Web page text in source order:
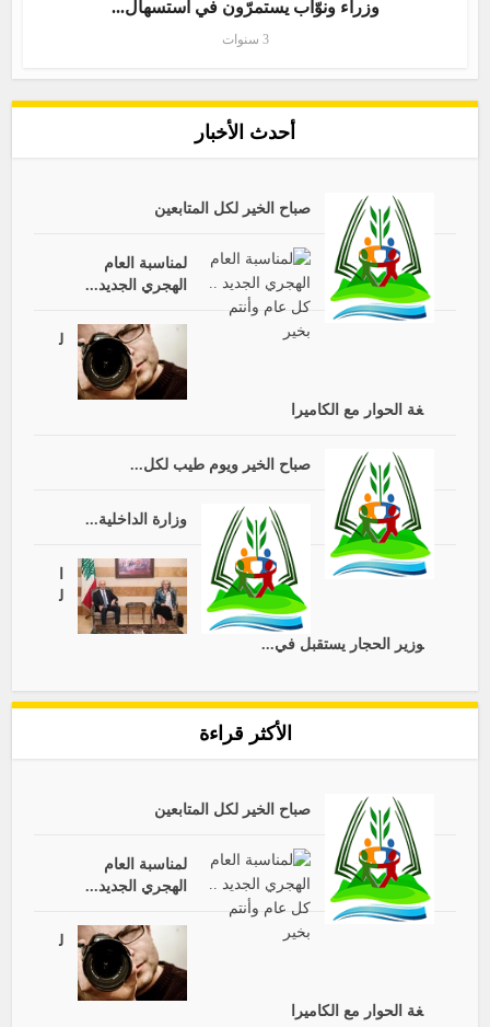
وزراء ونوّاب يستمرّون في استسهال...
3 سنوات
أحدث الأخبار
صباح الخير لكل المتابعين
لمناسبة العام
الهجري الجديد...
ل
غة الحوار مع الكاميرا
صباح الخير ويوم طيب لكل...
وزارة الداخلية...
ل
وزير الحجار يستقبل في...
الأكثر قراءة
صباح الخير لكل المتابعين
لمناسبة العام
الهجري الجديد...
ل
غة الحوار مع الكاميرا